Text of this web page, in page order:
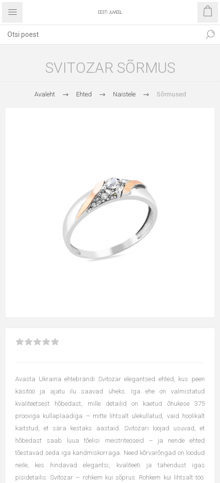
SVITOZAR SÕRMUS
Avaleht Ehted Naistele Sõrmused
Avasta Ukraina ehtebrändi Svitozar elegantsed ehted, kus peen
käsitöö ja ajatu ilu saavad üheks. Iga ehe on valmistatud
kvaliteetsest hõbedast, mille detailid on kaetud õhukese 375
prooviga kullaplaadiga – mitte lihtsalt ülekullatud, vaid hoolikalt
kaitstud, et sära kestaks aastaid. Svitozari loojad usuvad, et
hõbedast saab luua tõelisi meistriteoseid – ja nende ehted
tõestavad seda iga kandmiskorraga. Need kõrvarõngad on loodud
neile, kes hindavad elegantsi, kvaliteeti ja tähendust igas
pisidetailis. Svitozar – rohkem kui sõprus. Rohkem kui lihtsalt töö.